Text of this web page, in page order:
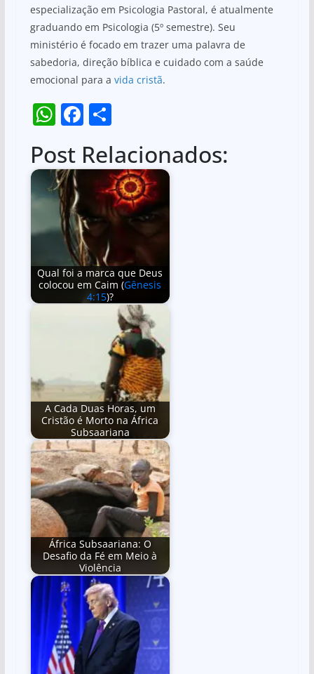
especialização em Psicologia Pastoral, é atualmente
graduando em Psicologia (5º semestre). Seu
ministério é focado em trazer uma palavra de
sabedoria, direção bíblica e cuidado com a saúde
emocional para a vida cristã.
W
at
s
A
p
p
F
c
e
b
o
o
k
S
ar
e
Post Relacionados:
Qual foi a marca que Deus
colocou em Caim (Gênesis
4:15)?
A Cada Duas Horas, um
Cristão é Morto na África
Subsaariana
África Subsaariana: O
Desafio da Fé em Meio à
Violência